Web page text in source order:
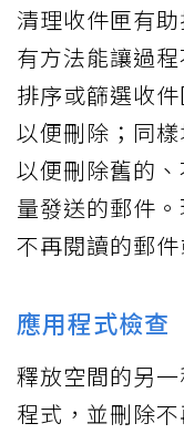
清理收件匣有
有方法能讓過
排序或篩選收
以便刪除；同
以便刪除舊的
量發送的郵件
不再閱讀的郵
應用程式檢查
釋放空間的另
程式，並刪除